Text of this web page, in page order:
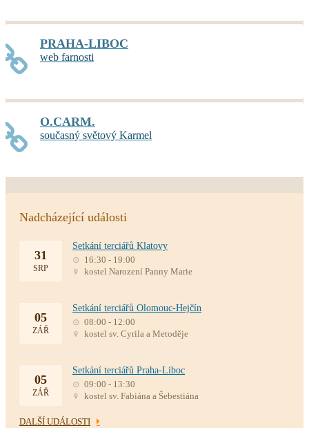
PRAHA-LIBOC
web farnosti
O.CARM.
současný světový Karmel
Nadcházející události
31
SRP
Setkání terciářů Klatovy
16:30 - 19:00
kostel Narození Panny Marie
05
ZÁŘ
Setkání terciářů Olomouc-Hejčín
08:00 - 12:00
kostel sv. Cyrila a Metoděje
05
ZÁŘ
Setkání terciářů Praha-Liboc
09:00 - 13:30
kostel sv. Fabiána a Šebestiána
DALŠÍ UDÁLOSTI